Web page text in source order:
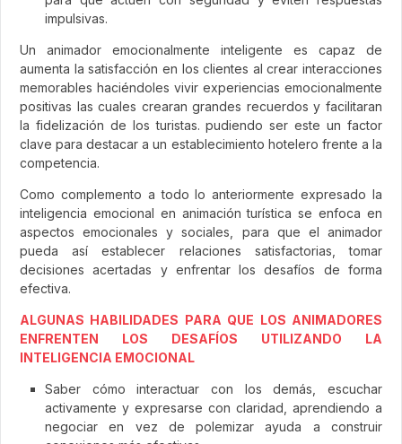
impulsivas.
Un animador emocionalmente inteligente es capaz de
aumenta la satisfacción en los clientes al crear interacciones
memorables haciéndoles vivir experiencias emocionalmente
positivas las cuales crearan grandes recuerdos y facilitaran
la fidelización de los turistas. pudiendo ser este un factor
clave para destacar a un establecimiento hotelero frente a la
competencia.
Como complemento a todo lo anteriormente expresado la
inteligencia emocional en animación turística se enfoca en
aspectos emocionales y sociales, para que el animador
pueda así establecer relaciones satisfactorias, tomar
decisiones acertadas y enfrentar los desafíos de forma
efectiva.
ALGUNAS HABILIDADES PARA QUE LOS ANIMADORES
ENFRENTEN LOS DESAFÍOS UTILIZANDO LA
INTELIGENCIA EMOCIONAL
Saber cómo interactuar con los demás, escuchar
activamente y expresarse con claridad, aprendiendo a
negociar en vez de polemizar ayuda a construir